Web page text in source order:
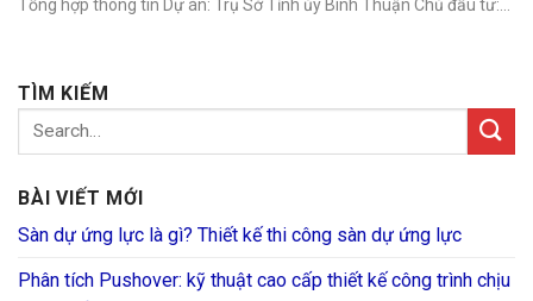
Tổng hợp thông tin Dự án: Trụ Sở Tỉnh ủy Bình Thuận Chủ đầu tư:...
TÌM KIẾM
BÀI VIẾT MỚI
Sàn dự ứng lực là gì? Thiết kế thi công sàn dự ứng lực
Phân tích Pushover: kỹ thuật cao cấp thiết kế công trình chịu